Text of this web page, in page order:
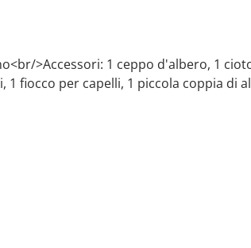
>Accessori: 1 ceppo d'albero, 1
1 fiocco per capelli, 1 piccola coppia di